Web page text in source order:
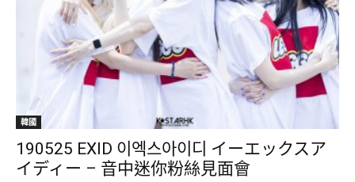
韓國
190525 EXID 이엑스아이디 イーエックスア
イディー – 音中迷你粉絲見面會